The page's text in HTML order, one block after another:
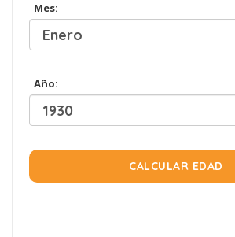
Mes:
Año:
CALCULAR EDAD